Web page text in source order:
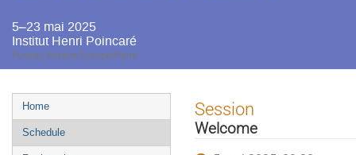
5–23 mai 2025
Institut Henri Poincaré
Fuseau horaire Europe/Paris
Menu
de
l'événement
Home
Schedule
Session
Welcome